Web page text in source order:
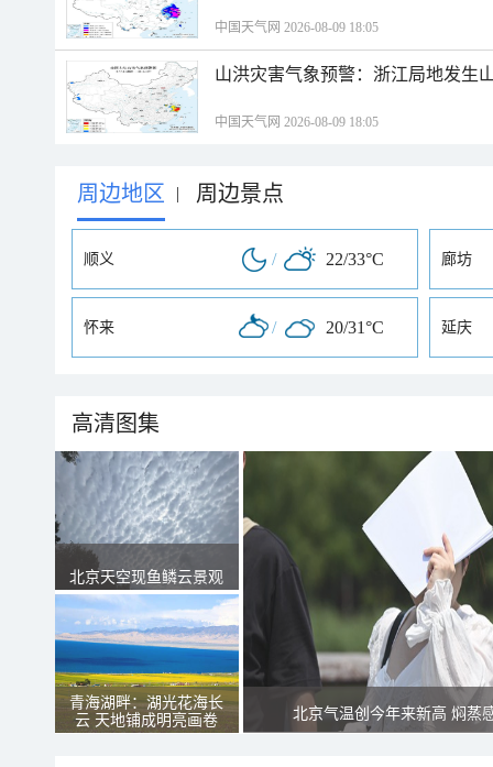
中国天气网 2026-08-09 18:05
山洪灾害气象预警：浙江局地发生
中国天气网 2026-08-09 18:05
周边地区 | 周边景点
顺义 / 22/33°C 廊坊
怀来 / 20/31°C 延庆
高清图集
北京天空现鱼鳞云景观
青海湖畔：湖光花海长
云 天地铺成明亮画卷
北京气温创今年来新高 焖蒸